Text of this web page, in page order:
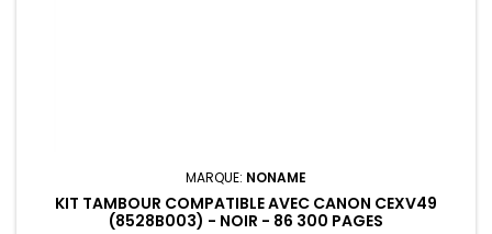
MARQUE: NONAME
KIT TAMBOUR COMPATIBLE AVEC CANON CEXV49
(8528B003) - NOIR - 86 300 PAGES